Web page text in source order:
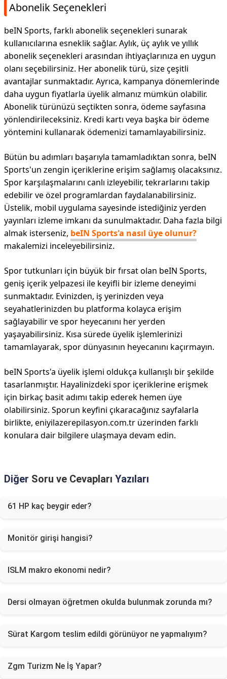
Abonelik Seçenekleri
beIN Sports, farklı abonelik seçenekleri sunarak
kullanıcılarına esneklik sağlar. Aylık, üç aylık ve yıllık
abonelik seçenekleri arasından ihtiyaçlarınıza en uygun
olanı seçebilirsiniz. Her abonelik türü, size çeşitli
avantajlar sunmaktadır. Ayrıca, kampanya dönemlerinde
daha uygun fiyatlarla üyelik almanız mümkün olabilir.
Abonelik türünüzü seçtikten sonra, ödeme sayfasına
yönlendirileceksiniz. Kredi kartı veya başka bir ödeme
yöntemini kullanarak ödemenizi tamamlayabilirsiniz.
Bütün bu adımları başarıyla tamamladıktan sonra, beIN
Sports'un zengin içeriklerine erişim sağlamış olacaksınız.
Spor karşılaşmalarını canlı izleyebilir, tekrarlarını takip
edebilir ve özel programlardan faydalanabilirsiniz.
Üstelik, mobil uygulama sayesinde istediğiniz yerden
yayınları izleme imkanı da sunulmaktadır. Daha fazla bilgi
almak isterseniz, beIN Sports'a nasıl üye olunur?
makalemizi inceleyebilirsiniz.
Spor tutkunları için büyük bir fırsat olan beIN Sports,
geniş içerik yelpazesi ile keyifli bir izleme deneyimi
sunmaktadır. Evinizden, iş yerinizden veya
seyahatlerinizden bu platforma kolayca erişim
sağlayabilir ve spor heyecanını her yerden
yaşayabilirsiniz. Kısa sürede üyelik işlemlerinizi
tamamlayarak, spor dünyasının heyecanını kaçırmayın.
beIN Sports'a üyelik işlemi oldukça kullanışlı bir şekilde
tasarlanmıştır. Hayalinizdeki spor içeriklerine erişmek
için birkaç basit adımı takip ederek hemen üye
olabilirsiniz. Sporun keyfini çıkaracağınız sayfalarla
birlikte, eniyilazerepilasyon.com.tr üzerinden farklı
konulara dair bilgilere ulaşmaya devam edin.
Diğer Soru ve Cevapları Yazıları
61 HP kaç beygir eder?
Monitör girişi hangisi?
ISLM makro ekonomi nedir?
Dersi olmayan öğretmen okulda bulunmak zorunda mı?
Sürat Kargom teslim edildi görünüyor ne yapmalıyım?
Zgm Turizm Ne İş Yapar?